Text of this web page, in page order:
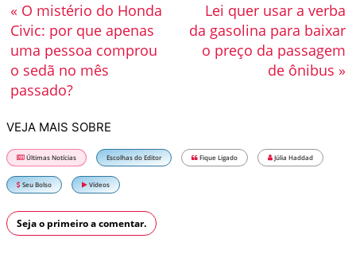
Lei quer usar a verba
da gasolina para baixar
o preço da passagem
de ônibus »
« O mistério do Honda
Civic: por que apenas
uma pessoa comprou
o sedã no mês
passado?
VEJA MAIS SOBRE
Últimas Notícias Escolhas do Editor Fique Ligado Júlia Haddad
Seu Bolso Vídeos
Seja o primeiro a comentar.